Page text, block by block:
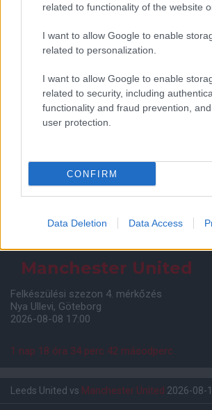
related to functionality of the website
I want to allow Google to enable
related to personalization.
I want to allow Google to enable
related to security, including
functionality and fraud prevention,
user protection.
CONFIRM
Data Deletion Data Access
Meccs Center
Manchester United
Felkészülési szezon 4. mérkőzés
Nya Ullevi, Göteborg
2026-08-08 17:00
1 nap 18 óra 34 perc 41 másodperc
Leeds United vs Manchester United 2026-08-